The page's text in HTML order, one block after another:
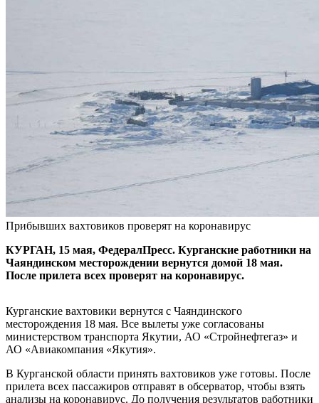
Прибывших вахтовиков проверят на коронавирус
КУРГАН, 15 мая, ФедералПресс. Курганские работники на
Чаяндинском месторождении вернутся домой 18 мая.
После прилета всех проверят на коронавирус.
Курганские вахтовики вернутся с Чаяндинского
месторождения 18 мая. Все вылеты уже согласованы
министерством транспорта Якутии, АО «Стройнефтегаз» и
АО «Авиакомпания «Якутия».
В Курганской области принять вахтовиков уже готовы. После
прилета всех пассажиров отправят в обсерватор, чтобы взять
анализы на коронавирус. До получения результатов работники